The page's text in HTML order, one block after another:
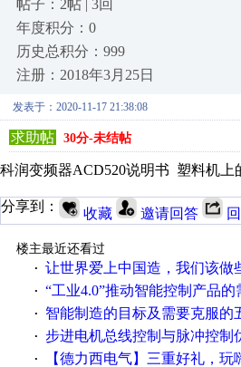
帖子：2帖 | 3回
年度积分：0
历史总积分：999
注册：2018年3月25日
发表于：2020-11-17 21:38:08
求助帖 30分-未结帖
科润变频器ACD520说明书 塑料机上
分享到： 收藏 邀请回答
楼主最近还看过
· 让世界爱上中国造，我们该做些什
· “工业4.0”推动智能控制产品的
· 智能制造的目标及需要克服的五个障
· 步进电机总线控制与脉冲控制优缺
· 【德力西电气】三重好礼，玩嗨夏日